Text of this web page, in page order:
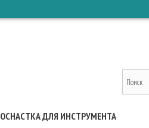
ОСНАСТКА ДЛЯ ИНСТРУМЕНТА